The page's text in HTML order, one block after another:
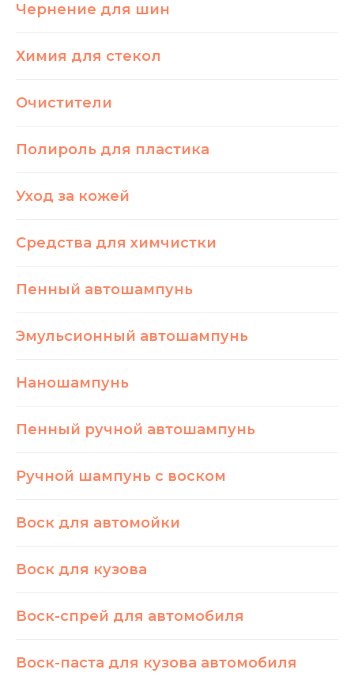
Чернение для шин
Химия для стекол
Очистители
Полироль для пластика
Уход за кожей
Средства для химчистки
Пенный автошампунь
Эмульсионный автошампунь
Наношампунь
Пенный ручной автошампунь
Ручной шампунь с воском
Воск для автомойки
Воск для кузова
Воск-спрей для автомобиля
Воск-паста для кузова автомобиля